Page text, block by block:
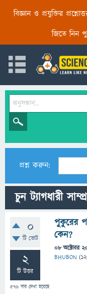
বিজ্ঞান ও প্রযুক্তির
জিতে নিন
প্রশ্ন করুন:
চুন ট্যাগধারী
0
টি ভোট
2
টি উত্তর
576 বার দেখা হয়েছে
পুকুরের
কেন?
08 অক্টোবর
BHUBON (